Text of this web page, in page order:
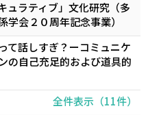
ュラティブ」文化研究（多
学会２０周年記念事業）
て話しすぎ？ーコミュニケ
の自己充足的および道具的
全件表示（11件）